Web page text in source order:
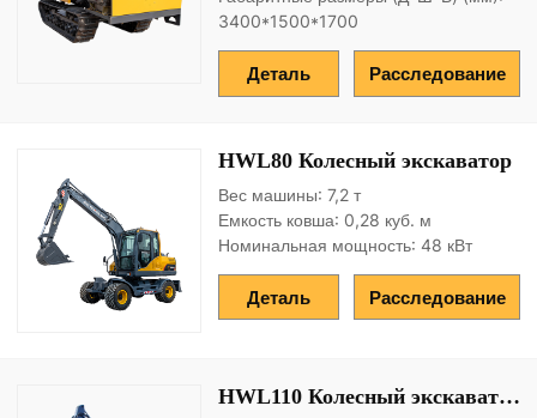
3400*1500*1700
Расследование
Деталь
HWL80 Колесный экскаватор
Вес машины: 7,2 т
Емкость ковша: 0,28 куб. м
Номинальная мощность: 48 кВт
Расследование
Деталь
HWL110 Колесный экскаватор